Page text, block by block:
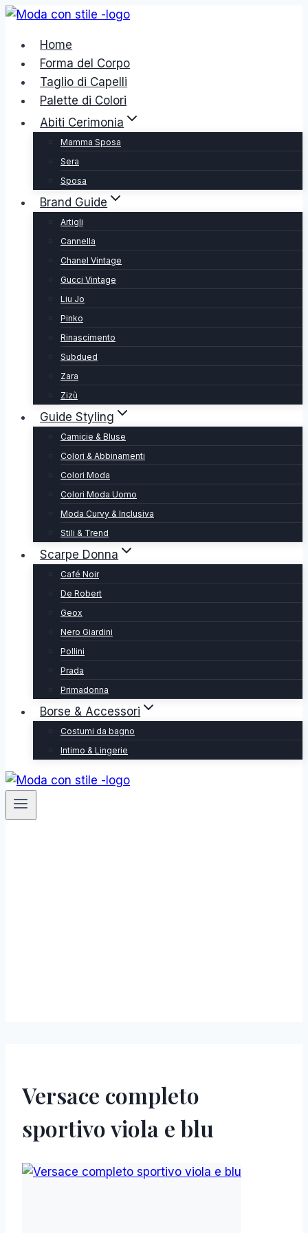
Salta
contenuto
Home
Forma del Corpo
Taglio di Capelli
Palette di Colori
Abiti Cerimonia
Mamma Sposa
Sera
Sposa
Brand Guide
Artigli
Cannella
Chanel Vintage
Gucci Vintage
Liu Jo
Pinko
Rinascimento
Subdued
Zara
Zizù
Guide Styling
Camicie & Bluse
Colori & Abbinamenti
Colori Moda
Colori Moda Uomo
Moda Curvy & Inclusiva
Stili & Trend
Scarpe Donna
Café Noir
De Robert
Geox
Nero Giardini
Pollini
Prada
Primadonna
Borse & Accessori
Costumi da bagno
Intimo & Lingerie
Versace completo
sportivo viola e blu